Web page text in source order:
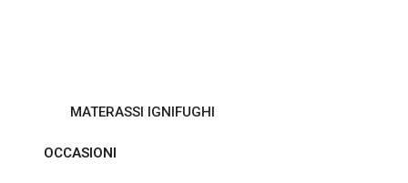
MATERASSI IGNIFUGHI
OCCASIONI